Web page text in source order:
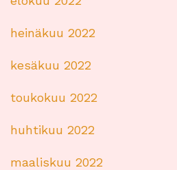
heinäkuu 2022
kesäkuu 2022
toukokuu 2022
huhtikuu 2022
maaliskuu 2022